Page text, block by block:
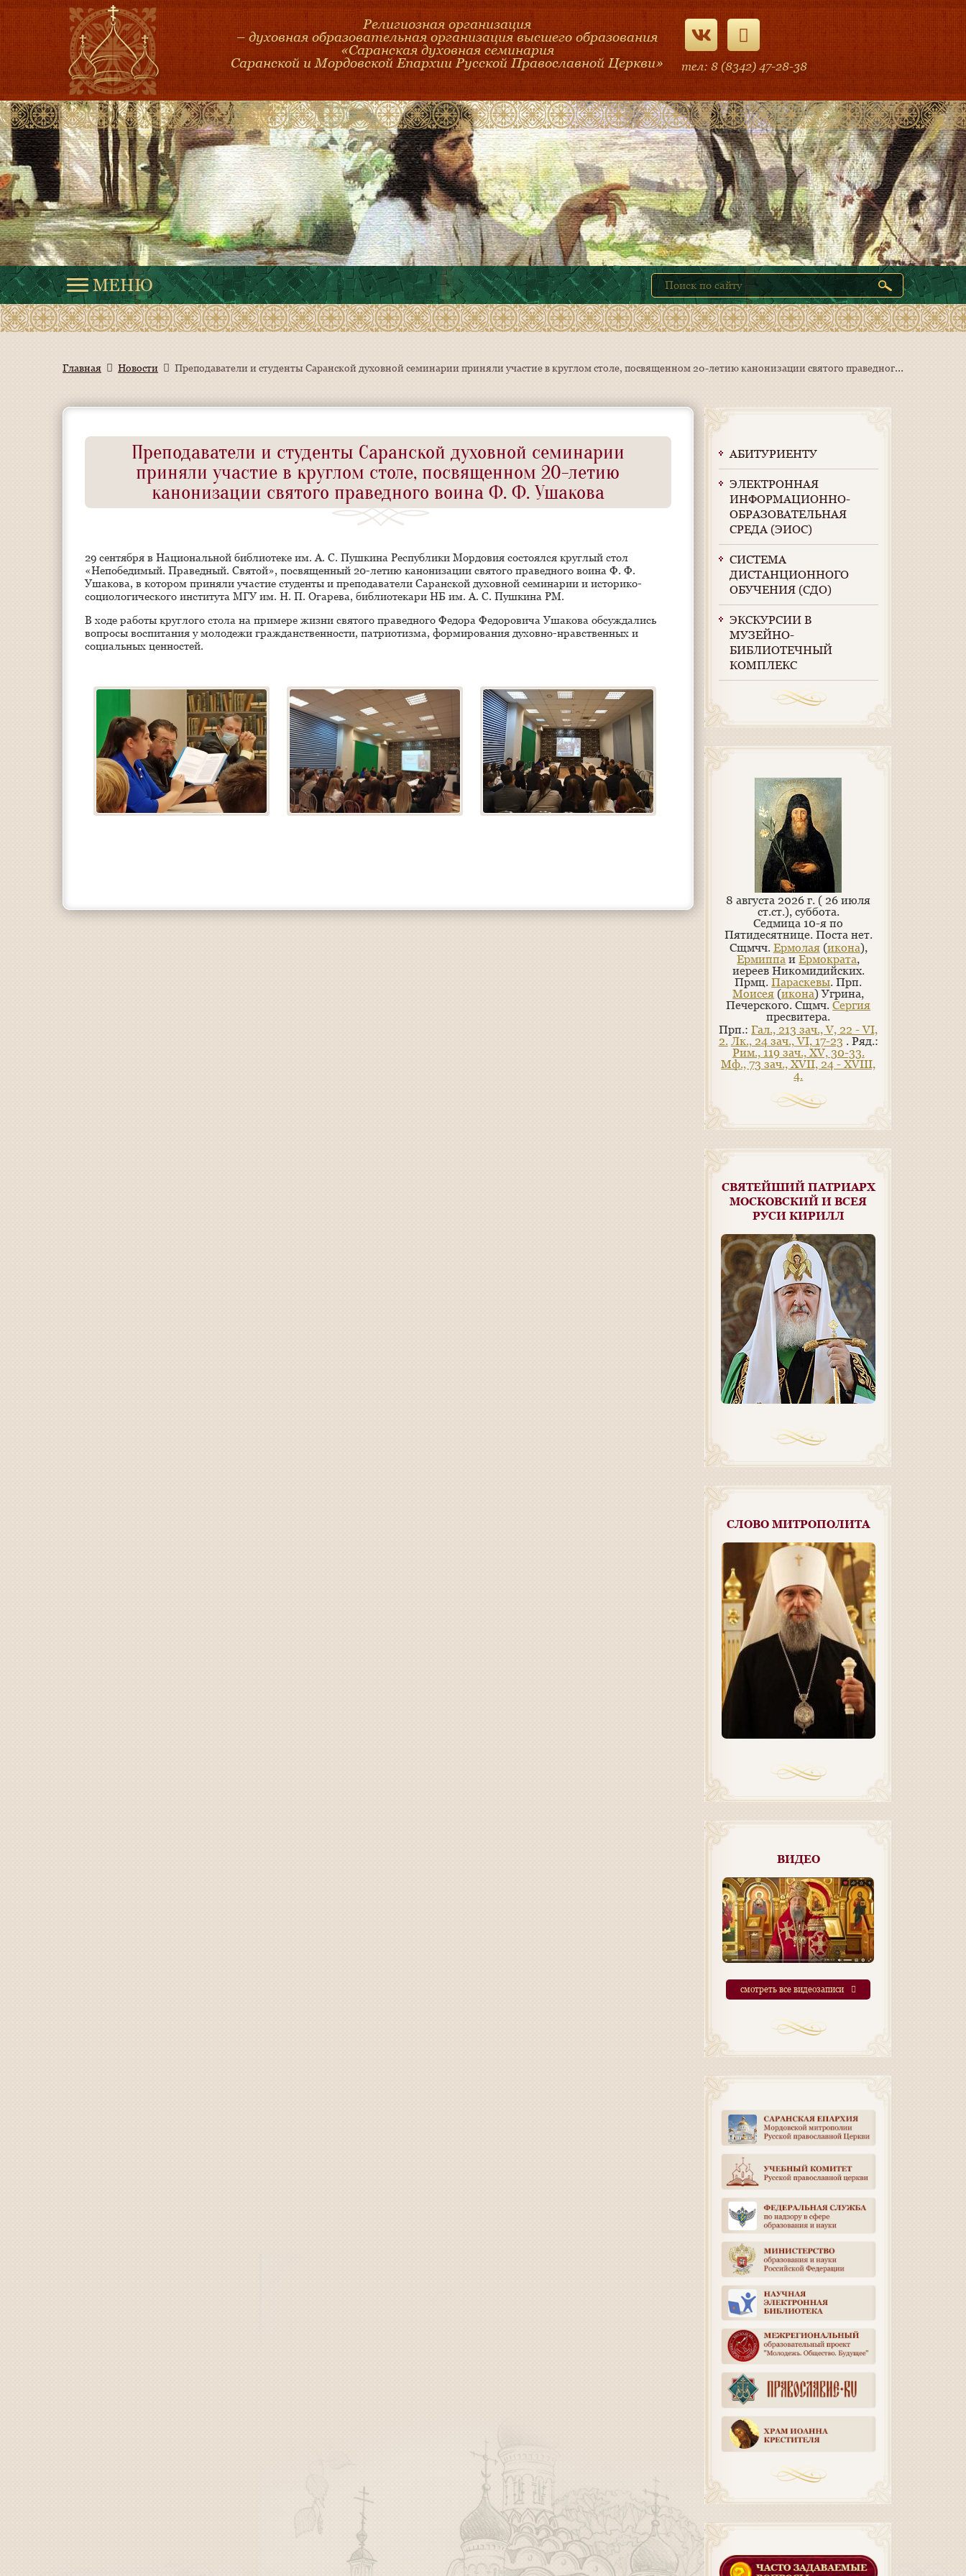
Религиозная организация
– духовная образовательная организация высшего образования
«Саранская духовная семинария
Саранской и Мордовской Епархии Русской Православной Церкви»
тел: 8 (8342) 47-28-38
МЕНЮ
Главная Новости Преподаватели и студенты Саранской духовной семинарии приняли участие в круглом столе, посвященном 20-летию канонизации святого праведного воина Ф. Ф. Ушакова
Преподаватели и студенты Саранской духовной семинарии
приняли участие в круглом столе, посвященном 20-летию
канонизации святого праведного воина Ф. Ф. Ушакова
29 сентября в Национальной библиотеке им. А. С. Пушкина Республики Мордовия состоялся круглый стол
«Непобедимый. Праведный. Святой», посвященный 20-летию канонизации святого праведного воина Ф. Ф.
Ушакова, в котором приняли участие студенты и преподаватели Саранской духовной семинарии и историко-
социологического института МГУ им. Н. П. Огарева, библиотекари НБ им. А. С. Пушкина РМ.
В ходе работы круглого стола на примере жизни святого праведного Федора Федоровича Ушакова обсуждались
вопросы воспитания у молодежи гражданственности, патриотизма, формирования духовно-нравственных и
социальных ценностей.
АБИТУРИЕНТУ
ЭЛЕКТРОННАЯ
ИНФОРМАЦИОННО-
ОБРАЗОВАТЕЛЬНАЯ
СРЕДА (ЭИОС)
СИСТЕМА
ДИСТАНЦИОННОГО
ОБУЧЕНИЯ (СДО)
ЭКСКУРСИИ В
МУЗЕЙНО-
БИБЛИОТЕЧНЫЙ
КОМПЛЕКС
8 августа 2026 г. ( 26 июля
ст.ст.), суббота.
Седмица 10-я по
Пятидесятнице. Поста нет.
Сщмчч. Ермолая(икона),
Ермиппа иЕрмократа,
иереев Никомидийских.
Прмц.Параскевы. Прп.
Моисея (икона) Угрина,
Печерского. Сщмч.Сергия
пресвитера.
Прп.:Гал., 213 зач., V, 22 - VI,
2. Лк., 24 зач., VI, 17-23 . Ряд.:
Рим., 119 зач., XV, 30-33.
Мф., 73 зач., XVII, 24 - XVIII,
4.
СВЯТЕЙШИЙ ПАТРИАРХ
МОСКОВСКИЙ И ВСЕЯ
РУСИ КИРИЛЛ
СЛОВО МИТРОПОЛИТА
ВИДЕО
смотреть все видеозаписи